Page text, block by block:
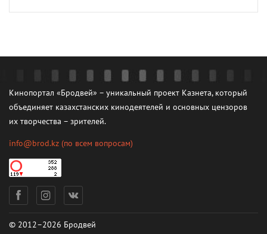
Кинопортал «Бродвей» – уникальный проект Казнета, который
объединяет казахстанских кинодеятелей и основных цензоров
их творчества – зрителей.
info@brod.kz (по всем вопросам)
© 2012–2026 Бродвей